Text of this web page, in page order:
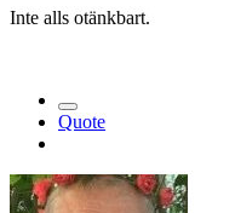
Inte alls otänkbart.
Quote